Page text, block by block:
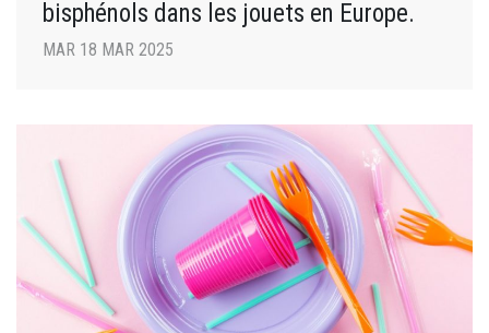
bisphénols dans les jouets en Europe.
MAR 18 MAR 2025